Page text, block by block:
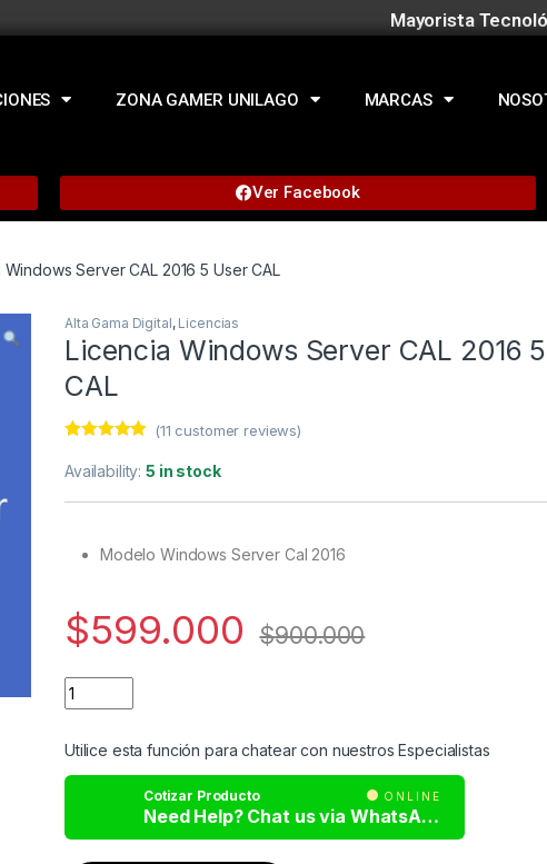
Mayorista
ZONA GAMER UNILAGO MARCAS
Ver Facebook
Windows Server CAL 2016 5 User CAL
Alta Gama Digital, Licencias
Licencia Windows Server CAL 2016
CAL
out of 5
customer
(11 customer reviews)
Availability:5 in stock
Modelo Windows Server Cal 2016
$599.000 $900.000
Utilice esta función para chatear con nuestros Especialistas
Cotizar Producto ONLINE
Need Help? Chat us via WhatsApp